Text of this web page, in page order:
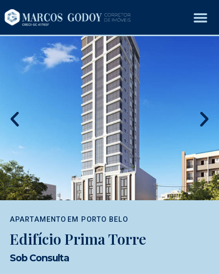
APARTAMENTO EM PORTO BELO
Edifício Prima Torre
Sob Consulta